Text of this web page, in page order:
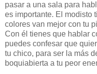
pasar a una sala para
es importante. El modisto
colores van mejor con tu
Con él tienes que hablar
puedes confesar que
tu chico, para ser la más
boquiabierta a tu peor